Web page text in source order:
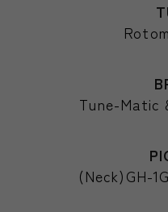
Tune-Matic
(Neck)GH-